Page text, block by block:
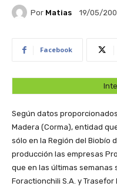
Por Matias 19/05/
Facebook
Según datos
Madera (Corma), entidad
sólo en la Región del Biobío
producción las empresas
que en las últimas semanas
Foractionchili S.A. y Trasefor